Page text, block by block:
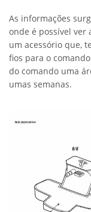
As informações
onde é possível ver
um acessório que,
fios para o
do comando uma
umas semanas.